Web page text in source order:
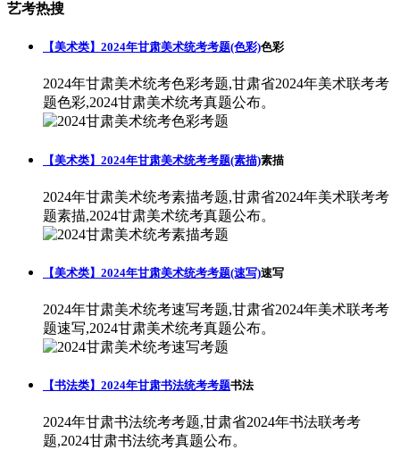
艺考热搜
【美术类】2024年甘肃美术统考考题(色彩)色彩
2024年甘肃美术统考色彩考题,甘肃省2024年美术联考考
题色彩,2024甘肃美术统考真题公布。
【美术类】2024年甘肃美术统考考题(素描)素描
2024年甘肃美术统考素描考题,甘肃省2024年美术联考考
题素描,2024甘肃美术统考真题公布。
【美术类】2024年甘肃美术统考考题(速写)速写
2024年甘肃美术统考速写考题,甘肃省2024年美术联考考
题速写,2024甘肃美术统考真题公布。
【书法类】2024年甘肃书法统考考题书法
2024年甘肃书法统考考题,甘肃省2024年书法联考考
题,2024甘肃书法统考真题公布。